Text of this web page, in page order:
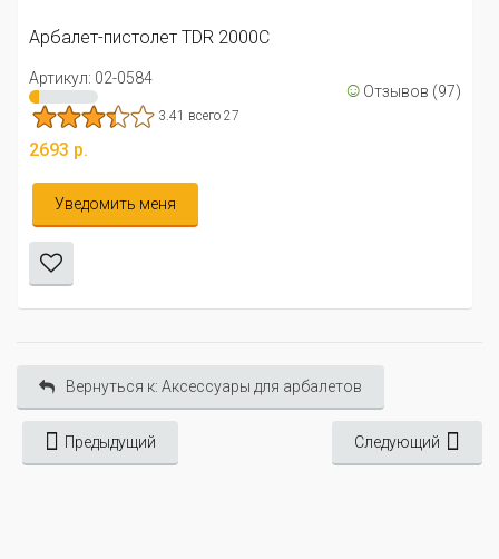
Арбалет-пистолет TDR 2000С
Артикул: 02-0584 ☺ Отзывов (97)
3.41 всего 27
2693 р.
Уведомить меня
Вернуться к: Аксессуары для арбалетов
Предыдущий Следующий